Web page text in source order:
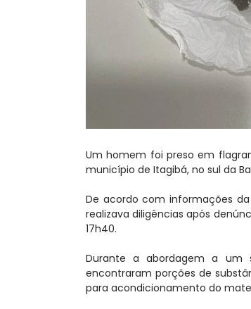
Um homem foi preso em
município de Itagibá, no sul da
De acordo com informações da
realizava diligências após
17h40.
Durante a abordagem a um
encontraram porções de
para acondicionamento do